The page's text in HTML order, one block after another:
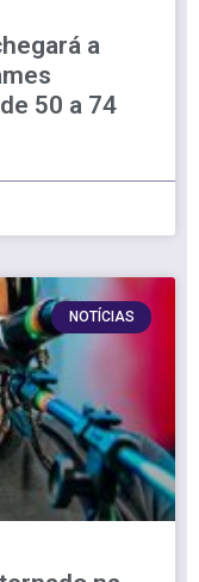
a
50 a 74
NOTÍCIAS